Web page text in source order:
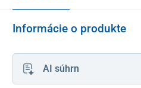
Informácie o produkte
AI súhrn